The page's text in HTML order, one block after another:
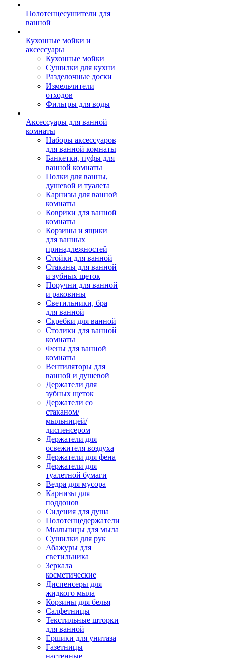
Полотенцесушители для
ванной
Кухонные мойки и
аксессуары
Кухонные мойки
Сушилки для кухни
Разделочные доски
Измельчители
отходов
Фильтры для воды
Аксессуары для ванной
комнаты
Наборы аксессуаров
для ванной комнаты
Банкетки, пуфы для
ванной комнаты
Полки для ванны,
душевой и туалета
Карнизы для ванной
комнаты
Коврики для ванной
комнаты
Корзины и ящики
для ванных
принадлежностей
Стойки для ванной
Стаканы для ванной
и зубных щеток
Поручни для ванной
и раковины
Светильники, бра
для ванной
Скребки для ванной
Столики для ванной
комнаты
Фены для ванной
комнаты
Вентиляторы для
ванной и душевой
Держатели для
зубных щеток
Держатели со
стаканом/
мыльницей/
диспенсером
Держатели для
освежителя воздуха
Держатели для фена
Держатели для
туалетной бумаги
Ведра для мусора
Карнизы для
поддонов
Сидения для душа
Полотенцедержатели
Мыльницы для мыла
Сушилки для рук
Абажуры для
светильника
Зеркала
косметические
Диспенсеры для
жидкого мыла
Корзины для белья
Салфетницы
Текстильные шторки
для ванной
Ершики для унитаза
Газетницы
настенные